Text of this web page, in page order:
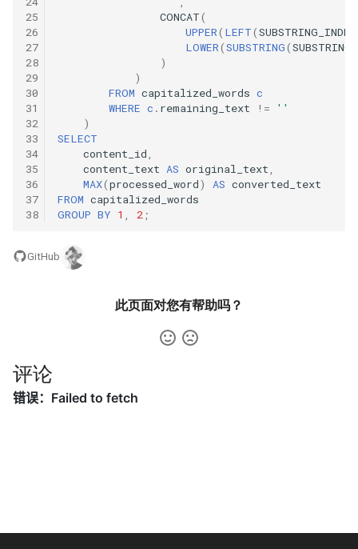
46. 把数字翻译成字符串
47. 礼物的最大价值
48. 最长不含重复字符的子字
符串
49. 丑数
50. 第一个只出现一次的字符
51. 数组中的逆序对
52. 两个链表的第一个公共节
53.2. ～ n-1 中缺失的数字
54. 二叉搜索树的第 k 大节点
45. 二叉树最底层最左边的值
46. 二叉树的右侧视图
47. 二叉树剪枝
48. 序列化与反序列化二叉树
49. 从根节点到叶节点的路径
数字之和
50. 向下的路径节点之和
54. 所有大于等于节点的值之
8.9. 括号
8.10. 颜色填充
8.11. 硬币
8.12. 八皇后
8.13. 堆箱子
10.1. 合并排序的数组
10.5. 稀疏数组搜索
25
26
27
28
29
30
31
32
33
34
35
36
37
38
CONCAT(
UPPER( LEFT(SUBSTRING_INDEX
LOWER(SUBSTRING(
)
)
FROM capitalized_words c
WHERE c . remaining_text !=
''
)
SELECT
content_id,
content_text AS original_text,
MAX(processed_word) AS converted_text
FROM capitalized_words
GROUP BY 1 , 2;
GitHub
此页面对您有帮助吗？
评论